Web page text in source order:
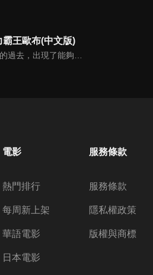
霸王歐布(中文版)
電影
熱門排行
每周新上架
華語電影
日本電影
服務條款
服務條款
隱私權政策
版權與商標